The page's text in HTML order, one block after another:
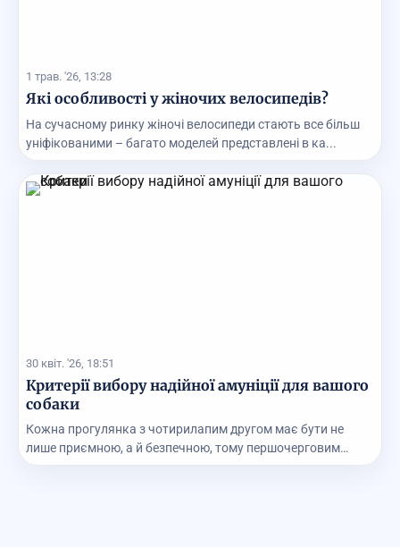
1 трав. '26, 13:28
Які особливості у жіночих велосипедів?
На сучасному ринку жіночі велосипеди стають все більш
уніфікованими – багато моделей представлені в ка...
30 квіт. '26, 18:51
Критерії вибору надійної амуніції для вашого
собаки
Кожна прогулянка з чотирилапим другом має бути не
лише приємною, а й безпечною, тому першочерговим